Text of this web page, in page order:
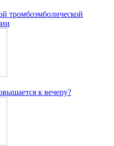
тромбоэмболической
к вечеру?